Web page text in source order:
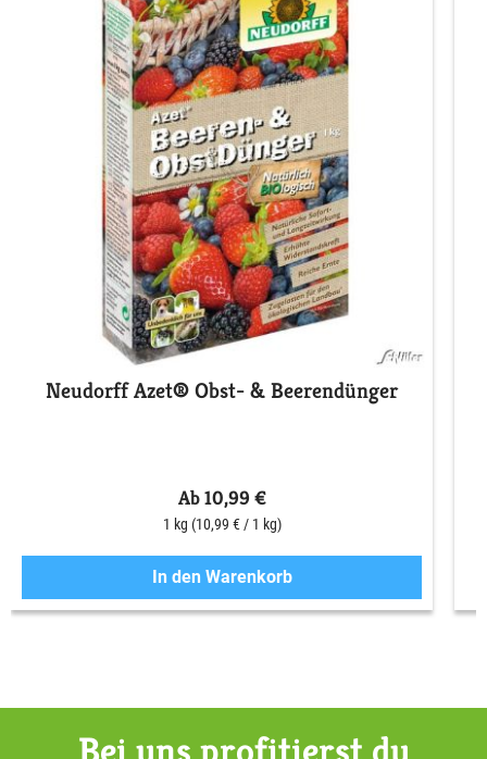
Neudorff Azet® Obst- & Beerendünger
Ab 10,99 €
1 kg (10,99 € / 1 kg)
In den Warenkorb